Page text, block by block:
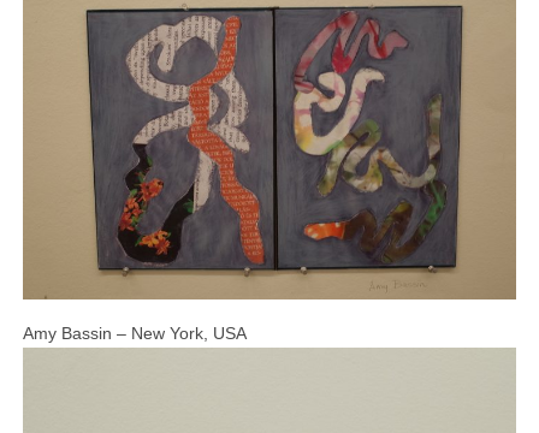
Amy Bassin – New York, USA